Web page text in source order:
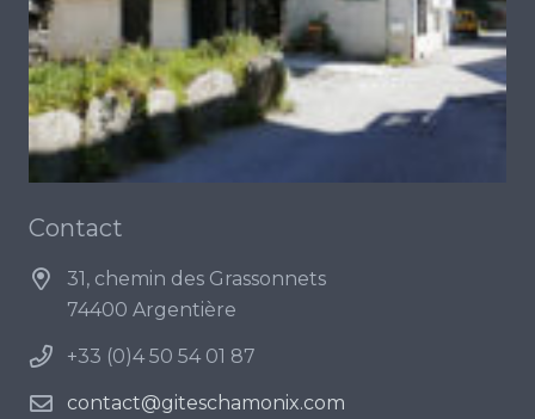
Contact
31, chemin des Grassonnets
74400 Argentière
+33 (0)4 50 54 01 87
contact@giteschamonix.com